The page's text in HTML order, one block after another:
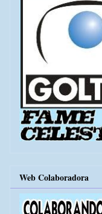
Web Colaboradora